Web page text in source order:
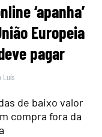
‘apanha’
Europeia
pagar
Luís
de baixo valor
compra fora da